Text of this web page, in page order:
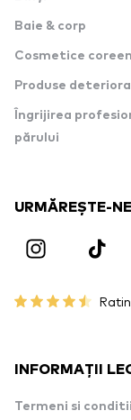
Baie & corp
Cosmetice
Produse
Îngrijirea
părului
URMĂREȘTE-NE
INFORMAȚII
Termeni si